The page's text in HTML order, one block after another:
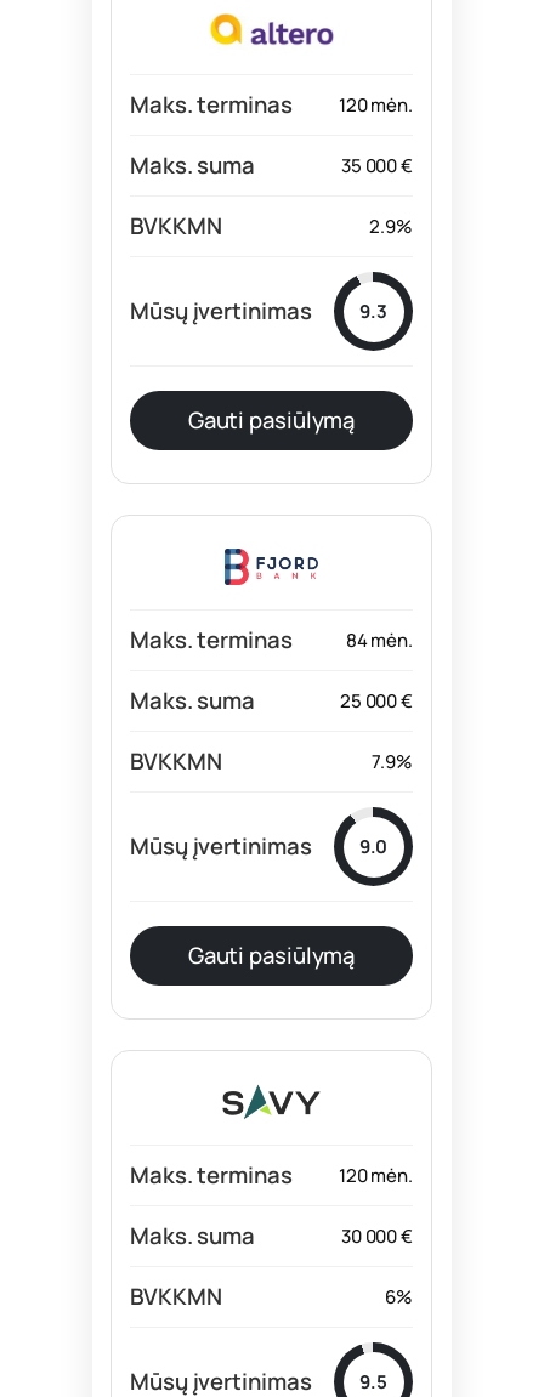
120 mėn.
35 000 €
2.9%
9.3
Gauti pasiūlymą
84 mėn.
25 000 €
7.9%
9.0
Gauti pasiūlymą
120 mėn.
30 000 €
6%
9.5